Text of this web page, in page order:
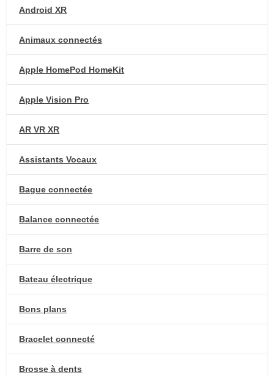
Android XR
Animaux connectés
Apple HomePod HomeKit
Apple Vision Pro
AR VR XR
Assistants Vocaux
Bague connectée
Balance connectée
Barre de son
Bateau électrique
Bons plans
Bracelet connecté
Brosse à dents